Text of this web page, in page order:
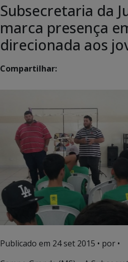
Subsecretaria da
marca presença
direcionada aos
Compartilhar:
Publicado em 24 set 2015 • por •